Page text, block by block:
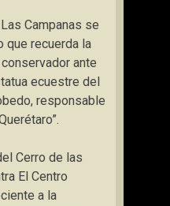
Campanas se
que recuerda la
ante
ecuestre del
responsable
Cerro de las
El Centro
a la